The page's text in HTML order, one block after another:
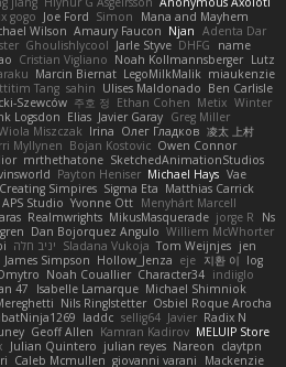
gogo Joe Ford Simon
Mana and Mayhem
Wilson Amaury Faucon Njan Adenta Dar
Ghoulishlycool Jarle Styve DHFG
name
Cristian Vigliano Noah Kollmannsberger Lutz
Marcin Biernat LegoMilkMalik miaukenzie
ttitim Tang sahin Ulises Maldonado Ben Carlisle
Szewców 주호 정 Ethan Cohen Metix Winter
Logsdon Elias Javier Garay Greg Miller
Miszczak Irina Олег Гладков 凌太 上村
Myllynen Bojan Kostovic Owen Connor
mrthethatone SketchedAnimationStudios
Payton Heniser Michael Hays Vae
Creating Simpires Sigma Eta Matthias Carrick
APS Studio Yvonne Ott Menyhárt Marcell
Realmwrights MikusMasquerade jorge R
Ns
Dan Bojorquez Angulo Williem McWhorter
יניב חלה Sladana Vukoja Tom Weijnjes jen
James Simpson Hollow_Jenza eje 지환 이 log
Noah Couallier Character34 indiiglo
47 Isabelle Lamarque Michael Shimniok
Nils Ringlstetter Osbiel Roque Arocha
laddc sellig64 Javier Radix N
Geoff Allen Kamran Kadirov MELUIP Store
Julian Quintero julian reyes Nareon claytpn
Caleb Mcmullen giovanni varani
Mackenzie